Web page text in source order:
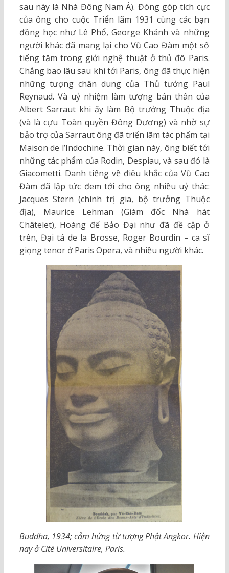
sau này là Nhà Đông Nam Á). Đóng góp tích cực
của ông cho cuộc Triển lãm 1931 cùng các bạn
đồng học như Lê Phổ, George Khánh và những
người khác đã mang lại cho Vũ Cao Đàm một số
tiếng tăm trong giới nghệ thuật ở thủ đô Paris.
Chẳng bao lâu sau khi tới Paris, ông đã thực hiện
những tượng chân dung của Thủ tướng Paul
Reynaud. Và uỷ nhiệm làm tượng bán thân của
Albert Sarraut khi ấy làm Bộ trưởng Thuộc địa
(và là cựu Toàn quyền Đông Dương) và nhờ sự
bảo trợ của Sarraut ông đã triển lãm tác phẩm tại
Maison de l’Indochine. Thời gian này, ông biết tới
những tác phẩm của Rodin, Despiau, và sau đó là
Giacometti. Danh tiếng về điêu khắc của Vũ Cao
Đàm đã lập tức đem tới cho ông nhiều uỷ thác:
Jacques Stern (chính trị gia, bộ trưởng Thuộc
địa), Maurice Lehman (Giám đốc Nhà hát
Châtelet), Hoàng đế Bảo Đại như đã đề cập ở
trên, Đại tá de la Brosse, Roger Bourdin – ca sĩ
giọng tenor ở Paris Opera, và nhiều người khác.
Buddha, 1934; cảm hứng từ tượng Phật Angkor. Hiện
nay ở Cité Universitaire, Paris.